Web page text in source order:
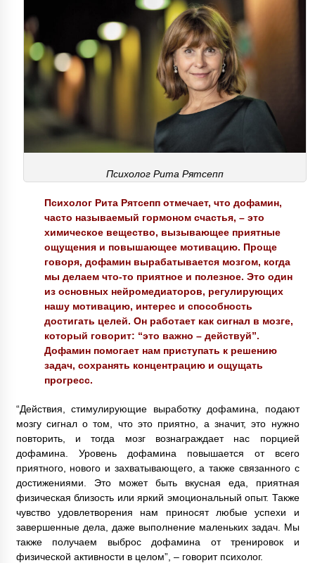
Психолог Рита Рятсепп
Психолог Рита Рятсепп отмечает, что дофамин,
часто называемый гормоном счастья, – это
химическое вещество, вызывающее приятные
ощущения и повышающее мотивацию. Проще
говоря, дофамин вырабатывается мозгом, когда
мы делаем что-то приятное и полезное. Это один
из основных нейромедиаторов, регулирующих
нашу мотивацию, интерес и способность
достигать целей. Он работает как сигнал в мозге,
который говорит: “это важно – действуй”.
Дофамин помогает нам приступать к решению
задач, сохранять концентрацию и ощущать
прогресс.
“Действия, стимулирующие выработку дофамина, подают
мозгу сигнал о том, что это приятно, а значит, это нужно
повторить, и тогда мозг вознаграждает нас порцией
дофамина. Уровень дофамина повышается от всего
приятного, нового и захватывающего, а также связанного с
достижениями. Это может быть вкусная еда, приятная
физическая близость или яркий эмоциональный опыт. Также
чувство удовлетворения нам приносят любые успехи и
завершенные дела, даже выполнение маленьких задач. Мы
также получаем выброс дофамина от тренировок и
физической активности в целом”, – говорит психолог.